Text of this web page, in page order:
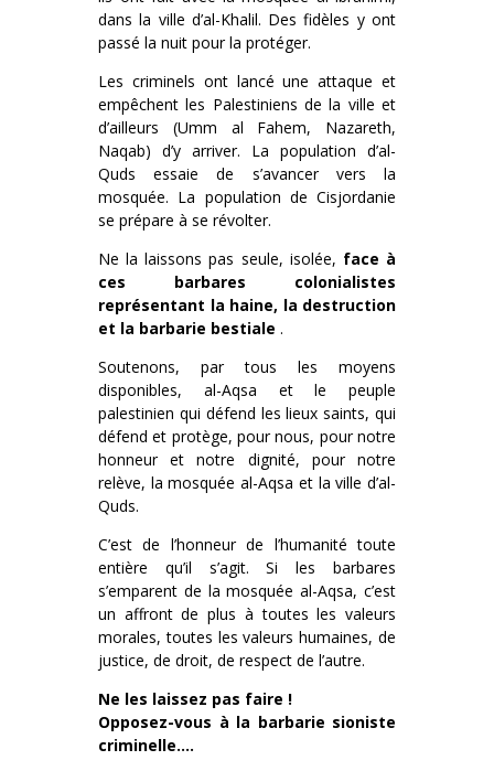
dans la ville d’al-Khalil. Des fidèles y ont
passé la nuit pour la protéger.
Les criminels ont lancé une attaque et
empêchent les Palestiniens de la ville et
d’ailleurs (Umm al Fahem, Nazareth,
Naqab) d’y arriver. La population d’al-
Quds essaie de s’avancer vers la
mosquée. La population de Cisjordanie
se prépare à se révolter.
Ne la laissons pas seule, isolée, face à
ces barbares colonialistes
représentant la haine, la destruction
et la barbarie bestiale .
Soutenons, par tous les moyens
disponibles, al-Aqsa et le peuple
palestinien qui défend les lieux saints, qui
défend et protège, pour nous, pour notre
honneur et notre dignité, pour notre
relève, la mosquée al-Aqsa et la ville d’al-
Quds.
C’est de l’honneur de l’humanité toute
entière qu’il s’agit. Si les barbares
s’emparent de la mosquée al-Aqsa, c’est
un affront de plus à toutes les valeurs
morales, toutes les valeurs humaines, de
justice, de droit, de respect de l’autre.
Ne les laissez pas faire !
Opposez-vous à la barbarie sioniste
criminelle….